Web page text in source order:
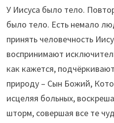
У Иисуса было тело.
было тело. Есть немало
принять человечность
воспринимают
как кажется,
природу – Сын Божий,
исцеляя больных,
шторм, совершая все те